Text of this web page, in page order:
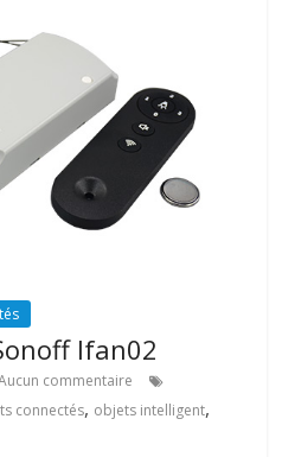
Ifan02
commentaire
connectés, objets intelligent,